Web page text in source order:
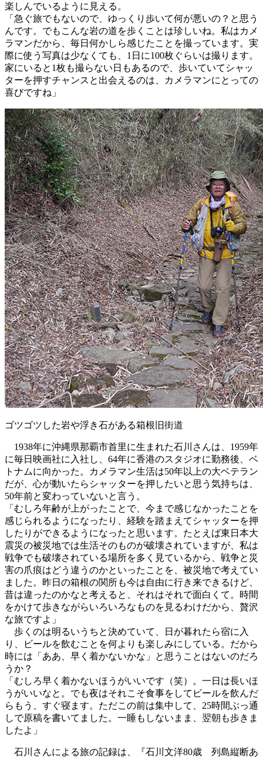
楽しんでいるように見える。
「急ぐ旅でもないので、ゆっくり歩いて何が悪いの？と思う
んです。でもこんな岩の道を歩くことは珍しいね。私はカメ
ラマンだから、毎日何かしら感じたことを撮っています。実
際に使う写真は少なくても、1日に100枚ぐらいは撮ります。
家にいると1枚も撮らない日もあるので、歩いていてシャッ
ターを押すチャンスと出会えるのは、カメラマンにとっての
喜びですね」
ゴツゴツした岩や浮き石がある箱根旧街道
1938年に沖縄県那覇市首里に生まれた石川さんは、1959年
に毎日映画社に入社し、64年に香港のスタジオに勤務後、ベ
トナムに向かった。カメラマン生活は50年以上の大ベテラン
だが、心が動いたらシャッターを押したいと思う気持ちは、
50年前と変わっていないと言う。
「むしろ年齢が上がったことで、今まで感じなかったことを
感じられるようになったり、経験を踏まえてシャッターを押
したりができるようになったと思います。たとえば東日本大
震災の被災地では生活そのものが破壊されていますが、私は
戦争でも破壊されている場所を多く見ているから、戦争と災
害の爪痕はどう違うのかといったことを、被災地で考えてい
ました。昨日の箱根の関所も今は自由に行き来できるけど、
昔は違ったのかなと考えると、それはそれで面白くて。時間
をかけて歩きながらいろいろなものを見るわけだから、贅沢
な旅ですよ」
歩くのは明るいうちと決めていて、日が暮れたら宿に入
り、ビールを飲むことを何よりも楽しみにしている。だから
時には「ああ、早く着かないかな」と思うことはないのだろ
うか？
「むしろ早く着かないほうがいいです（笑）。一日は長いほ
うがいいなと。でも夜はそれこそ食事をしてビールを飲んだ
らもう、すぐ寝ます。ただこの前は集中して、25時間ぶっ通
しで原稿を書いてました。一睡もしないまま、翌朝も歩きま
したよ」
石川さんによる旅の記録は、『石川文洋80歳 列島縦断あ